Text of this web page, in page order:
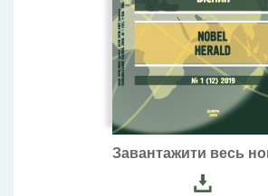
Завантажити весь